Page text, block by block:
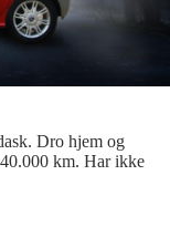
Dro hjem og
km. Har ikke